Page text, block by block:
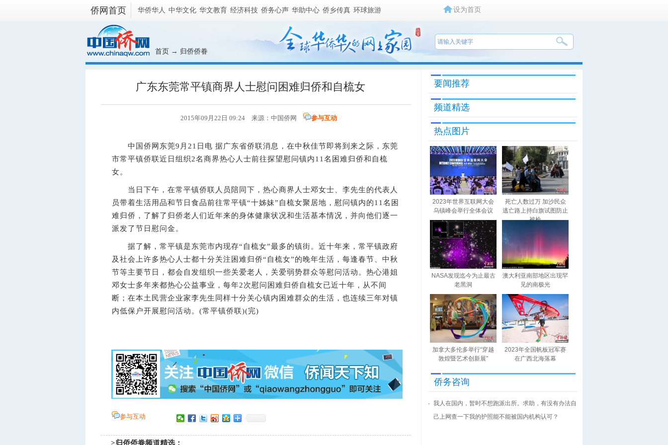
侨网首页 华侨华人 中华文化 华文教育 经济科技 侨务心声 华助中心 侨乡传真 环球旅游 设为首页
首页 → 归侨侨眷
广东东莞常平镇商界人士慰问困难归侨和自梳女
2015年09月22日 09:24 来源： 中国侨网 参与互动
中国侨网东莞9月21日电 据广东省侨联消息，在中秋佳节即将到来之际，东莞
市常平镇侨联近日组织2名商界热心人士前往探望慰问镇内11名困难归侨和自梳
女。
当日下午，在常平镇侨联人员陪同下，热心商界人士邓女士、李先生的代表人
员带着生活用品和节日食品前往常平镇“十姊妹”自梳女聚居地，慰问镇内的11名困
难归侨，了解了归侨老人们近年来的身体健康状况和生活基本情况，并向他们逐一
派发了节日慰问金。
据了解，常平镇是东莞市内现存“自梳女”最多的镇街。近十年来，常平镇政府
及社会上许多热心人士都十分关注困难归侨“自梳女”的晚年生活，每逢春节、中秋
节等主要节日，都会自发组织一些关爱老人，关爱弱势群众等慰问活动。热心港姐
邓女士多年来都热心公益事业，每年2次慰问困难归侨自梳女已近十年，从不间
断；在本土民营企业家李先生同样十分关心镇内困难群众的生活，也连续三年对镇
内低保户开展慰问活动。(常平镇侨联)(完)
参与互动
>归侨侨眷频道精选：
要闻推荐
频道精选
热点图片
2023年世界互联网大会
乌镇峰会举行全体会议
死亡人数过万 加沙民众
逃亡路上持白旗试图防止
被枪
NASA发现迄今为止最古
老黑洞
澳大利亚南部地区出现罕
见的南极光
加拿大多伦多举行“穿越
敦煌暨艺术创新展”
2023年全国帆板冠军赛
在广西北海落幕
侨务咨询
我人在国内，暂时不想跑派出所。求助，有没有办法自
己上网查一下我的护照能不能被国内机构认可？